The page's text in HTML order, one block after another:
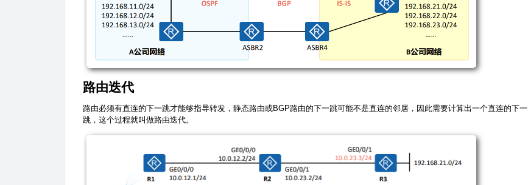
路由迭代
路由必须有直连的下一跳才能够指导转发，静态路由或BGP路由的下一跳可能不是直连的邻居，因此需要计算出一个直连的下一
跳，这个过程就叫做路由迭代。